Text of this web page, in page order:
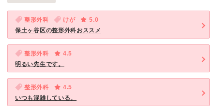
整形外科 けが
5.0
保土ヶ谷区の整形外科おススメ
整形外科
4.5
明るい先生です。
整形外科
4.5
いつも混雑している。